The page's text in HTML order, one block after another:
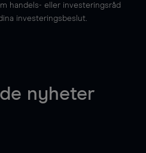
handels- eller investeringsråd
investeringsbeslut.
nyheter